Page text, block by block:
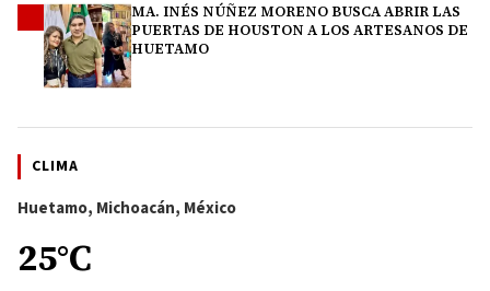
MA. INÉS NÚÑEZ MORENO BUSCA ABRIR LAS
PUERTAS DE HOUSTON A LOS ARTESANOS DE
HUETAMO
CLIMA
Huetamo, Michoacán, México
25°C